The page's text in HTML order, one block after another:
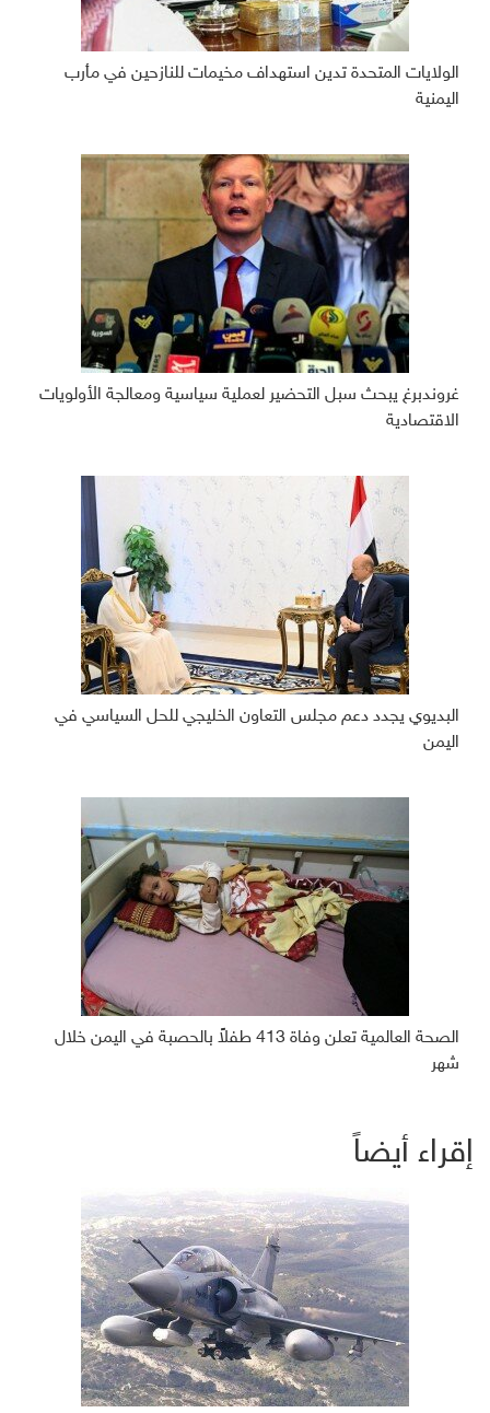
الولايات المتحدة تدين استهداف مخيمات للنازحين في مأرب
اليمنية
غروندبرغ يبحث سبل التحضير لعملية سياسية ومعالجة الأولويات
الاقتصادية
البديوي يجدد دعم مجلس التعاون الخليجي للحل السياسي في
اليمن
الصحة العالمية تعلن وفاة 413 طفلاً بالحصبة في اليمن خلال
شهر
إقراء أيضاً